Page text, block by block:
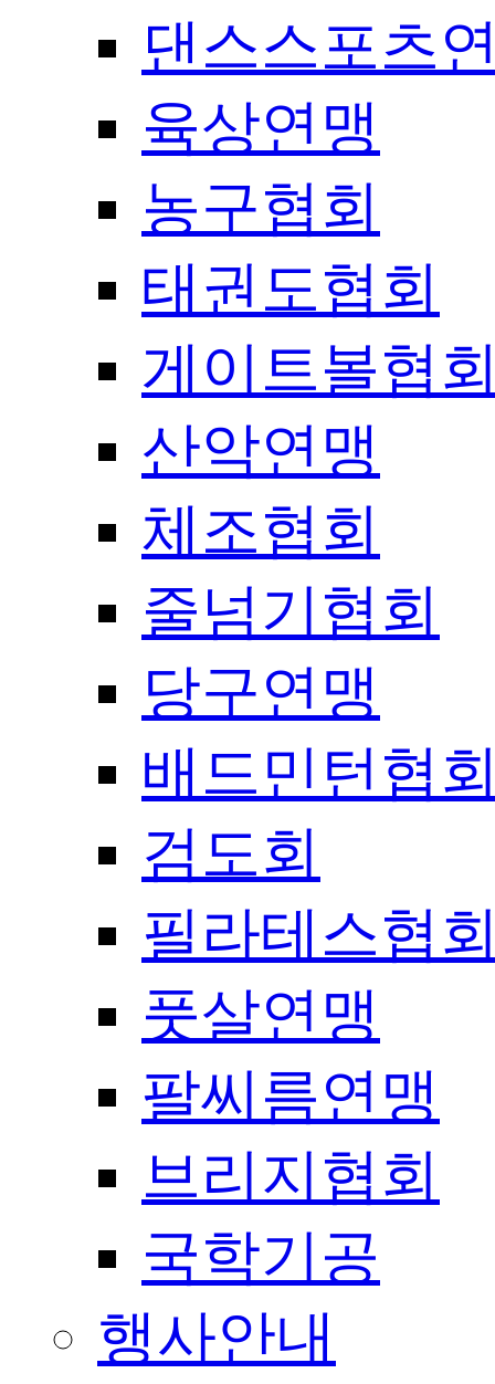
댄스스포츠
육상연맹
농구협회
태권도협회
게이트볼협
산악연맹
체조협회
줄넘기협회
당구연맹
배드민턴협
검도회
필라테스협
풋살연맹
팔씨름연맹
브리지협회
국학기공
행사안내